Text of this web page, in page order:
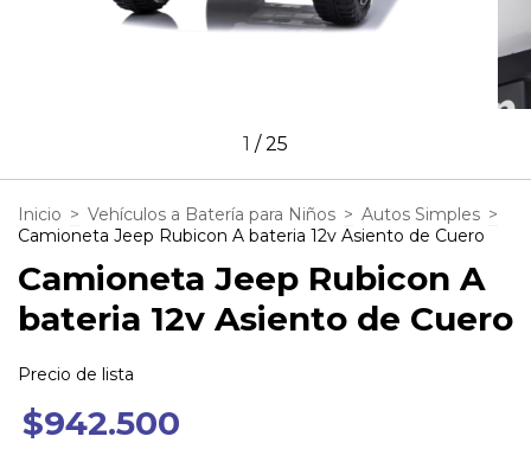
1 /25
Inicio > Vehículos a Batería para Niños > Autos Simples >
Camioneta Jeep Rubicon A bateria 12v Asiento de Cuero
Camioneta Jeep Rubicon A
bateria 12v Asiento de Cuero
Precio de lista
$942.500